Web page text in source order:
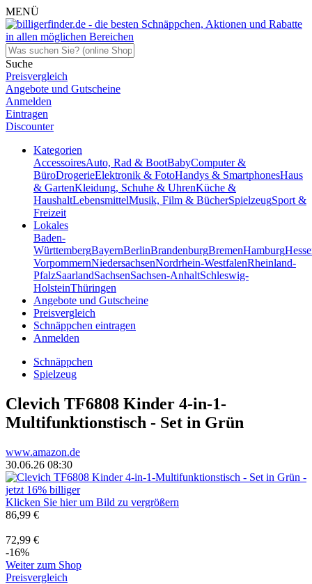
MENÜ
Suche
Preisvergleich
Angebote und Gutscheine
Anmelden
Eintragen
Discounter
Kategorien
AccessoiresAuto, Rad & BootBabyComputer &
BüroDrogerieElektronik & FotoHandys & SmartphonesHaus
& GartenKleidung, Schuhe & UhrenKüche &
HaushaltLebensmittelMusik, Film & BücherSpielzeugSport &
Freizeit
Lokales
Baden-
WürttembergBayernBerlinBrandenburgBremenHamburg
VorpommernNiedersachsenNordrhein-WestfalenRheinland-
PfalzSaarlandSachsenSachsen-AnhaltSchleswig-
HolsteinThüringen
Angebote und Gutscheine
Preisvergleich
Schnäppchen eintragen
Anmelden
Schnäppchen
Spielzeug
Clevich TF6808 Kinder 4-in-1-
Multifunktionstisch - Set in Grün
www.amazon.de
30.06.26 08:30
Klicken Sie hier um Bild zu vergrößern
86,99 €
72,99 €
-16%
Weiter zum Shop
Preisvergleich